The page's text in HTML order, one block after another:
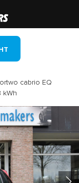
cabrio EQ
kWh